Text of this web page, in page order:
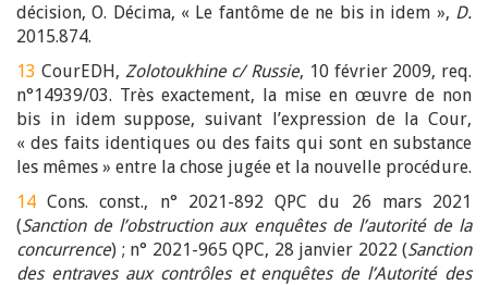
décision, O. Décima, « Le fantôme de ne bis in idem », D.
2015.874.
13 CourEDH, Zolotoukhine c/ Russie, 10 février 2009, req.
n°14939/03. Très exactement, la mise en œuvre de non
bis in idem suppose, suivant l’expression de la Cour,
« des faits identiques ou des faits qui sont en substance
les mêmes » entre la chose jugée et la nouvelle procédure.
14 Cons. const., n° 2021-892 QPC du 26 mars 2021
(Sanction de l’obstruction aux enquêtes de l’autorité de la
concurrence) ; n° 2021-965 QPC, 28 janvier 2022 (Sanction
des entraves aux contrôles et enquêtes de l’Autorité des